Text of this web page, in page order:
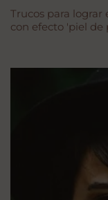
Trucos para
con efecto 'piel de